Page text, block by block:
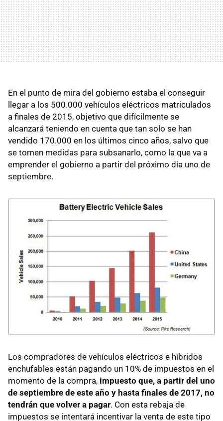
En el punto de mira del gobierno estaba el conseguir
llegar a los 500.000 vehículos eléctricos matriculados
a finales de 2015, objetivo que difícilmente se
alcanzará teniendo en cuenta que tan solo se han
vendido 170.000 en los últimos cinco años, salvo que
se tomen medidas para subsanarlo, como la que va a
emprender el gobierno a partir del próximo día uno de
septiembre.
Los compradores de vehículos eléctricos e híbridos
enchufables están pagando un 10% de impuestos en el
momento de la compra, impuesto que, a partir del uno
de septiembre de este año y hasta finales de 2017, no
tendrán que volver a pagar. Con esta rebaja de
impuestos se intentará incentivar la venta de este tipo